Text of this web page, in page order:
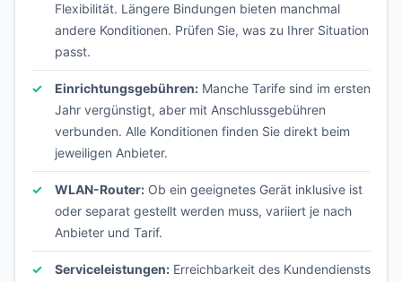
Flexibilität. Längere Bindungen bieten manchmal
andere Konditionen. Prüfen Sie, was zu Ihrer Situation
passt.
Einrichtungsgebühren: Manche Tarife sind im ersten
Jahr vergünstigt, aber mit Anschlussgebühren
verbunden. Alle Konditionen finden Sie direkt beim
jeweiligen Anbieter.
WLAN-Router: Ob ein geeignetes Gerät inklusive ist
oder separat gestellt werden muss, variiert je nach
Anbieter und Tarif.
Serviceleistungen: Erreichbarkeit des Kundendiensts